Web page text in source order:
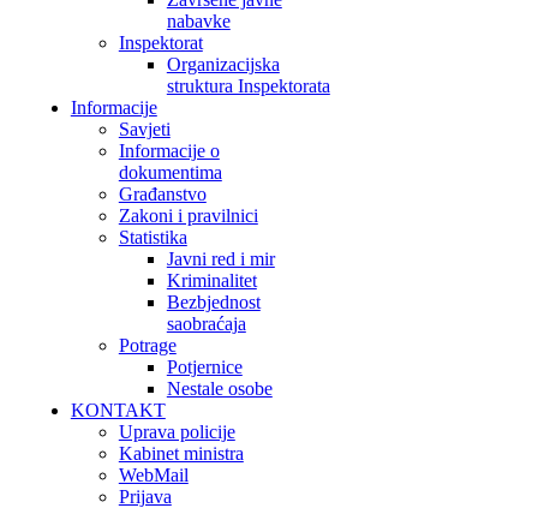
nabavke
Inspektorat
Organizacijska
struktura Inspektorata
Informacije
Savjeti
Informacije o
dokumentima
Građanstvo
Zakoni i pravilnici
Statistika
Javni red i mir
Kriminalitet
Bezbjednost
saobraćaja
Potrage
Potjernice
Nestale osobe
KONTAKT
Uprava policije
Kabinet ministra
WebMail
Prijava